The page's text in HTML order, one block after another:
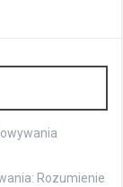
Rozumienie